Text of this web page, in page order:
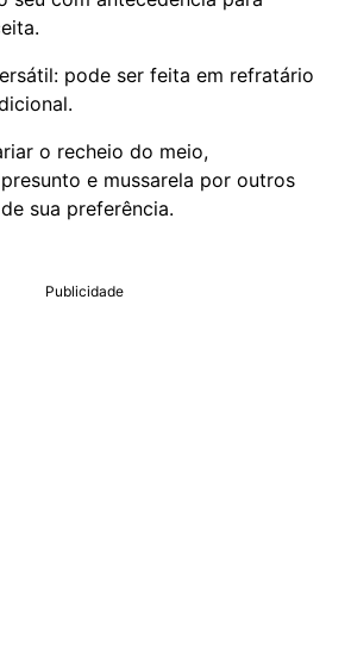
pode ser feita em refratário
o recheio do meio,
e mussarela por outros
sua preferência.
Publicidade